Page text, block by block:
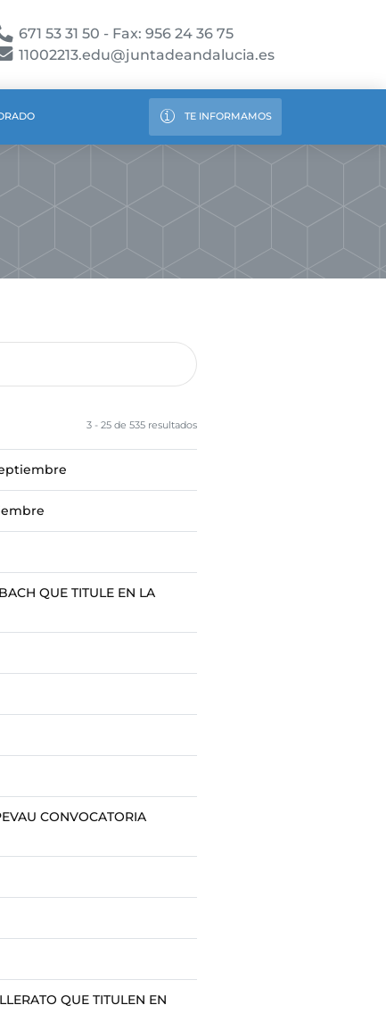
671 53 31 50 - Fax: 956 24 36 75
11002213.edu@juntadeandalucia.es
TE INFORMAMOS
3 - 25 de 535 resultados
QUE TITULE EN LA
CONVOCATORIA
QUE TITULEN EN